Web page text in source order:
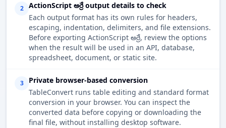
2
ActionScript అర్రే output details to check
Each output format has its own rules for headers,
escaping, indentation, delimiters, and file extensions.
Before exporting ActionScript అర్రే, review the options
when the result will be used in an API, database,
spreadsheet, document, or static site.
3
Private browser-based conversion
TableConvert runs table editing and standard format
conversion in your browser. You can inspect the
converted data before copying or downloading the
final file, without installing desktop software.